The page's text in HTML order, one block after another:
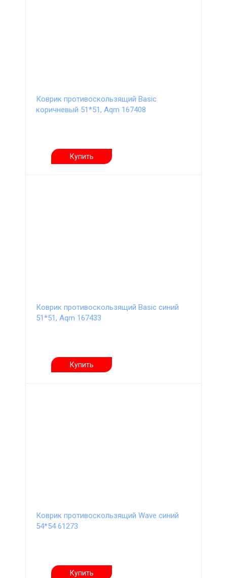
Коврик противоскользящий Basic
коричневый 51*51, Aqm 167408
Купить
Коврик противоскользящий Basic синий
51*51, Aqm 167433
Купить
Коврик противоскользящий Wave синий
54*54 61273
Купить